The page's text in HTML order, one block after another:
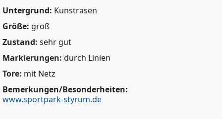
Untergrund: Kunstrasen
Größe: groß
Zustand: sehr gut
Markierungen: durch Linien
Tore: mit Netz
Bemerkungen/Besonderheiten:
www.sportpark-styrum.de